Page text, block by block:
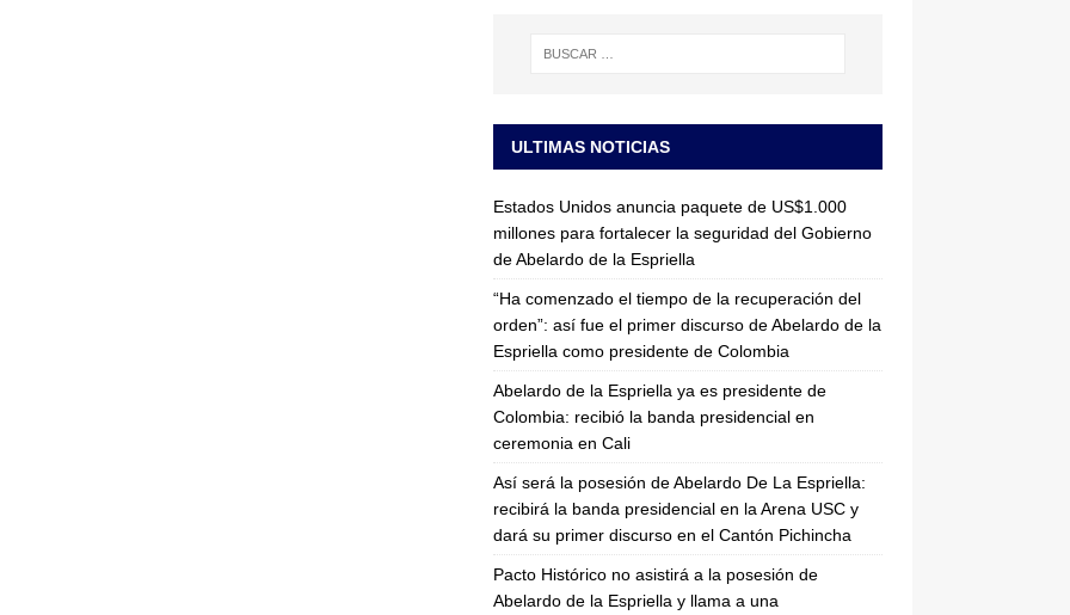
ULTIMAS NOTICIAS
Estados Unidos anuncia paquete de US$1.000
millones para fortalecer la seguridad del Gobierno
de Abelardo de la Espriella
“Ha comenzado el tiempo de la recuperación del
orden”: así fue el primer discurso de Abelardo de la
Espriella como presidente de Colombia
Abelardo de la Espriella ya es presidente de
Colombia: recibió la banda presidencial en
ceremonia en Cali
Así será la posesión de Abelardo De La Espriella:
recibirá la banda presidencial en la Arena USC y
dará su primer discurso en el Cantón Pichincha
Pacto Histórico no asistirá a la posesión de
Abelardo de la Espriella y llama a una